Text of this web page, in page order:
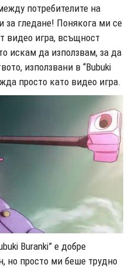
потребителите на
за гледане! Понякога ми се
видео игра, всъщност
искам да използвам, за да
използвани в “Bubuki
просто като видео игра.
Buranki” е добре
но просто ми беше трудно